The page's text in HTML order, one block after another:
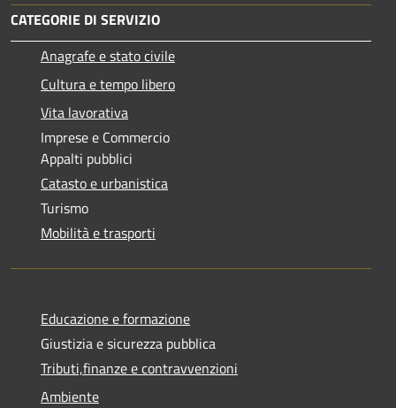
CATEGORIE DI SERVIZIO
Anagrafe e stato civile
Cultura e tempo libero
Vita lavorativa
Imprese e Commercio
Appalti pubblici
Catasto e urbanistica
Turismo
Mobilità e trasporti
Educazione e formazione
Giustizia e sicurezza pubblica
Tributi,finanze e contravvenzioni
Ambiente